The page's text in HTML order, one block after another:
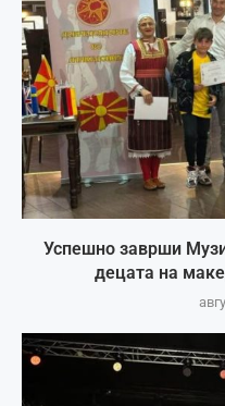
Успешно заврши
децата на